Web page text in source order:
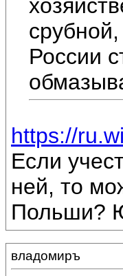
России
https://
Если
ней, то
Польши?
владомиръ